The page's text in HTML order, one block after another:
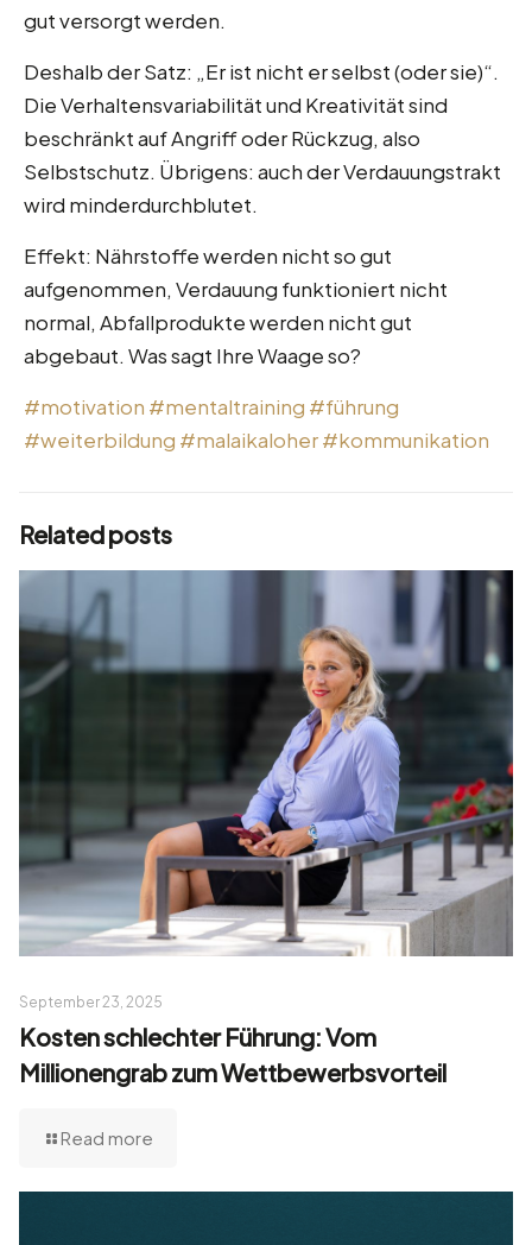
gut versorgt werden.
Deshalb der Satz: „Er ist nicht er selbst (oder sie)“.
Die Verhaltensvariabilität und Kreativität sind
beschränkt auf Angriff oder Rückzug, also
Selbstschutz. Übrigens: auch der Verdauungstrakt
wird minderdurchblutet.
Effekt: Nährstoffe werden nicht so gut
aufgenommen, Verdauung funktioniert nicht
normal, Abfallprodukte werden nicht gut
abgebaut. Was sagt Ihre Waage so?
#motivation #mentaltraining #führung
#weiterbildung #malaikaloher#kommunikation
Related posts
September 23, 2025
Kosten schlechter Führung: Vom
Millionengrab zum Wettbewerbsvorteil
Read more